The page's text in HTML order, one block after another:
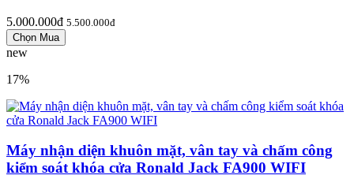
5.000.000đ 5.500.000đ
new
17%
Máy nhận diện khuôn mặt, vân tay và chấm công
kiểm soát khóa cửa Ronald Jack FA900 WIFI